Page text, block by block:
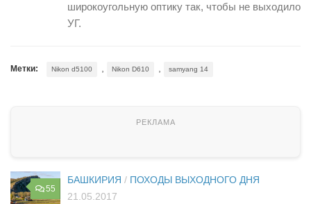
широкоугольную оптику так, чтобы не выходило
УГ.
Метки: Nikon d5100 , Nikon D610 , samyang 14
55
БАШКИРИЯ / ПОХОДЫ ВЫХОДНОГО ДНЯ
21.05.2017